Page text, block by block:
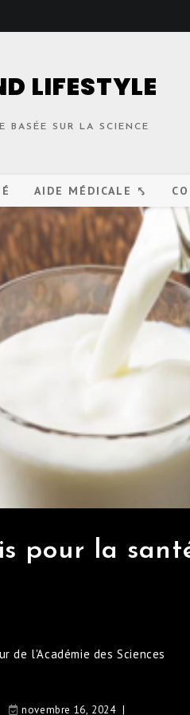
LIFESTYLE
BASÉE SUR LA SCIENCE
AIDE MÉDICALE ⤣
pour la
de l'Académie des Sciences
novembre 16, 2024